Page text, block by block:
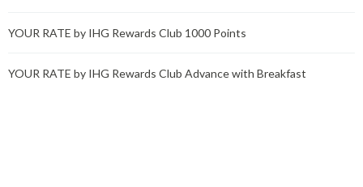
YOUR RATE by IHG Rewards Club 1000 Points
YOUR RATE by IHG Rewards Club Advance with Breakfast